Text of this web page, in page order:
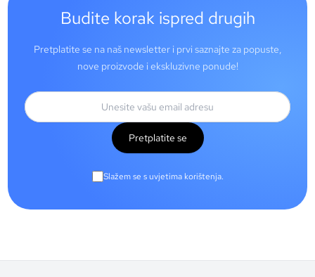
Budite korak ispred drugih
Pretplatite se na naš newsletter i prvi saznajte za popuste,
nove proizvode i ekskluzivne ponude!
Pretplatite se
Slažem se s uvjetima korištenja.